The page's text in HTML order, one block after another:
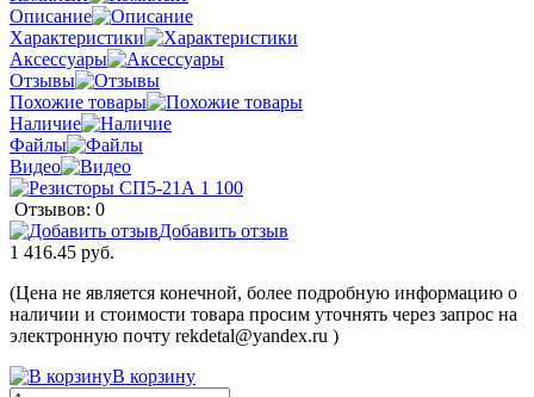
Описание
Характеристики
Аксессуары
Отзывы
Похожие товары
Наличие
Файлы
Видео
Отзывов: 0
Добавить отзыв
1 416.45 руб.
(Цена не является конечной, более подробную информацию о
наличии и стоимости товара просим уточнять через запрос на
электронную почту rekdetal@yandex.ru )
В корзину